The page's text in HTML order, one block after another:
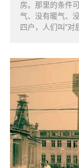
房。那里的条件
气、没有暖气、
四户，人们叫”对